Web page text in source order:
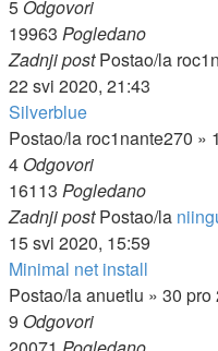
5 Odgovori
19963 Pogledano
Zadnji postPostao/la
22 svi 2020, 21:43
Silverblue
Postao/la roc1nante270 »
4 Odgovori
16113 Pogledano
Zadnji postPostao/la
15 svi 2020, 15:59
Minimal net install
Postao/laanuetlu » 30 pro
9 Odgovori